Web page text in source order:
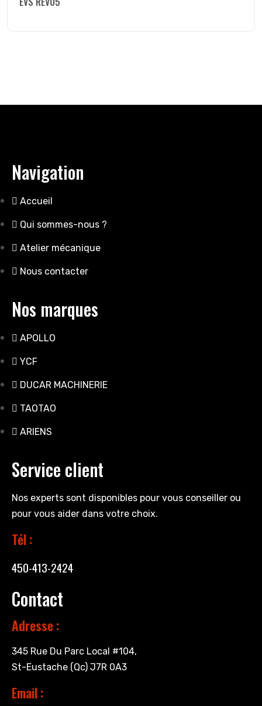
Navigation
Accueil
Qui sommes-nous ?
Atelier mécanique
Nous contacter
Nos marques
APOLLO
YCF
DUCAR MACHINERIE
TAOTAO
ARIENS
Service client
Nos experts sont disponibles pour vous conseiller ou
pour vous aider dans votre choix.
Tél :
450-413-2424
Contact
Adresse :
345 Rue Du Parc Local #104,
St-Eustache (Qc) J7R 0A3
Email :